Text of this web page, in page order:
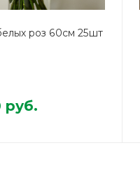
роз 60см 25шт
руб.